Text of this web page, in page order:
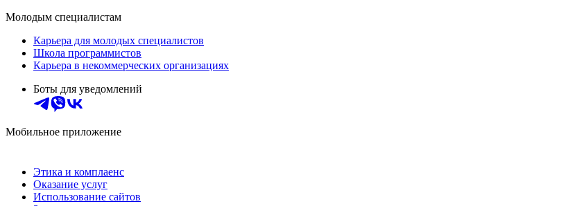
Молодым специалистам
Карьера для молодых специалистов
Школа программистов
Карьера в некоммерческих организациях
Боты для уведомлений
Мобильное приложение
Этика и комплаенс
Оказание услуг
Использование сайтов